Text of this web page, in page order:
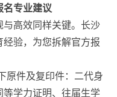
名专业建议
与高效同样关键。长沙
验，为您拆解官方报
原件及复印件：二代身
学力证明、往届生学